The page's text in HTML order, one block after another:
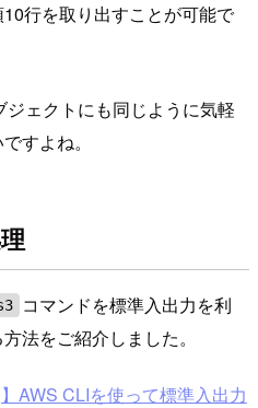
行を取り出すことが可能で
ェクトにも同じように気軽
すよね。
コマンドを標準入出力を利
法をご紹介しました。
AWS CLIを使って標準入出力